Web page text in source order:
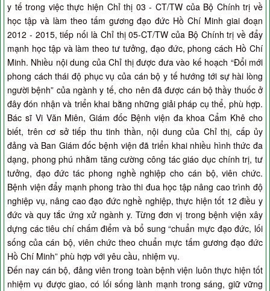
y tế trong việc thực hiện Chỉ thị 03 - CT/TW của Bộ Chính trị về
học tập và làm theo tấm gương đạo đức Hồ Chí Minh giai đoạn
2012 - 2015, tiếp nối là Chỉ thị 05-CT/TW của Bộ Chính trị về đẩy
mạnh học tập và làm theo tư tưởng, đạo đức, phong cách Hồ Chí
Minh. Nhiều nội dung của Chỉ thị được đưa vào kế hoạch “Đổi mới
phong cách thái độ phục vụ của cán bộ y tế hướng tới sự hài lòng
người bệnh” của ngành y tế, cho nên đã được cán bộ thầy thuốc ở
đây đón nhận và triển khai bằng những giải pháp cụ thể, phù hợp.
Bác sĩ Vi Văn Miên, Giám đốc Bệnh viện đa khoa Cẩm Khê cho
biết, trên cơ sở tiếp thu tinh thần, nội dung của Chỉ thị, cấp ủy
đảng và Ban Giám đốc bệnh viện đã triển khai nhiều hình thức đa
dạng, phong phú nhằm tăng cường công tác giáo dục chính trị, tư
tưởng, đạo đức tác phong nghề nghiệp cho cán bộ, viên chức.
Bệnh viện đẩy mạnh phong trào thi đua học tập nâng cao trình độ
nghiệp vụ, nâng cao đạo đức nghề nghiệp, thực hiện tốt 12 điều y
đức và quy tắc ứng xử ngành y. Từng đơn vị trong bệnh viện xây
dựng các tiêu chí chấm điểm và bổ sung “chuẩn mực đạo đức, lối
sống của cán bộ, viên chức theo chuẩn mực tấm gương đạo đức
Hồ Chí Minh” phù hợp với yêu cầu, nhiệm vụ.
Đến nay cán bộ, đảng viên trong toàn bệnh viện luôn thực hiện tốt
nhiệm vụ được giao, có lối sống lành mạnh trong sáng, giữ vững